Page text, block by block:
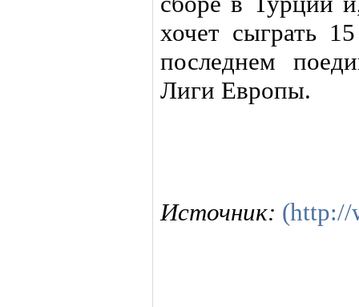
хочет сыграть
последнем
Лиги Европы.
Источник: (http://